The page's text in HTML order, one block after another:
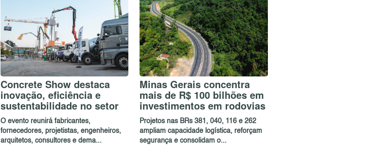
Concrete Show destaca
inovação, eficiência e
sustentabilidade no setor
O evento reunirá fabricantes,
fornecedores, projetistas, engenheiros,
arquitetos, consultores e dema...
Minas Gerais concentra
mais de R$ 100 bilhões em
investimentos em rodovias
Projetos nas BRs 381, 040, 116 e 262
ampliam capacidade logística, reforçam
segurança e consolidam o...